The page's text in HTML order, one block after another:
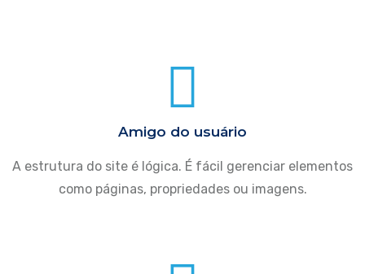
Amigo do usuário
A estrutura do site é lógica. É fácil gerenciar elementos
como páginas, propriedades ou imagens.